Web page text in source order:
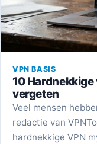
VPN BASIS
10
vergeten
Veel mensen
redactie van
hardnekkige VPN